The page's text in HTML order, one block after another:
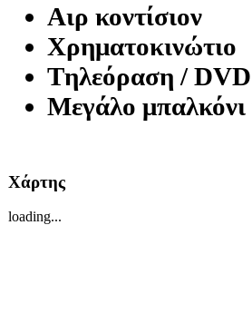
Αιρ κοντίσιον
Χρηματοκινώτιο
Tηλεόραση / DVD
Μεγάλο
Χάρτης
loading...